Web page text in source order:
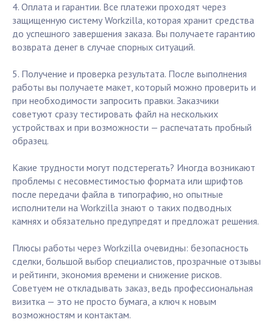
4. Оплата и гарантии. Все платежи проходят через
защищенную систему Workzilla, которая хранит средства
до успешного завершения заказа. Вы получаете гарантию
возврата денег в случае спорных ситуаций.
5. Получение и проверка результата. После выполнения
работы вы получаете макет, который можно проверить и
при необходимости запросить правки. Заказчики
советуют сразу тестировать файл на нескольких
устройствах и при возможности — распечатать пробный
образец.
Какие трудности могут подстерегать? Иногда возникают
проблемы с несовместимостью формата или шрифтов
после передачи файла в типографию, но опытные
исполнители на Workzilla знают о таких подводных
камнях и обязательно предупредят и предложат решения.
Плюсы работы через Workzilla очевидны: безопасность
сделки, большой выбор специалистов, прозрачные отзывы
и рейтинги, экономия времени и снижение рисков.
Советуем не откладывать заказ, ведь профессиональная
визитка — это не просто бумага, а ключ к новым
возможностям и контактам.